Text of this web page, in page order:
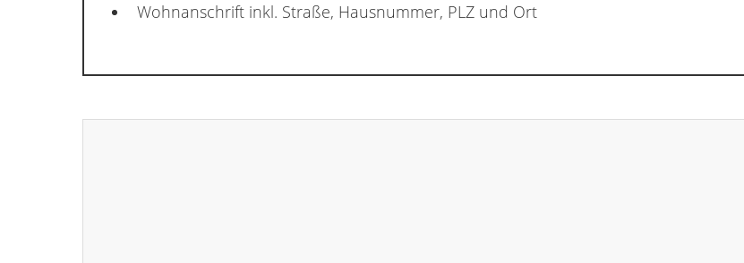
Wohnanschrift inkl. Straße, Hausnummer, PLZ und Ort